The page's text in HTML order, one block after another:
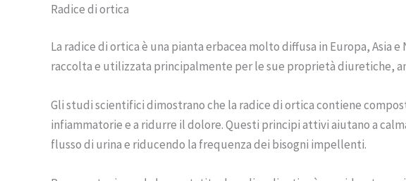
Radice di ortica
La radice di ortica è una pianta erbacea molto diffusa in Europa,
raccolta e utilizzata principalmente per le sue proprietà diuretiche,
Gli studi scientifici dimostrano che la radice di ortica contiene
infiammatorie e a ridurre il dolore. Questi principi attivi aiutano a
flusso di urina e riducendo la frequenza dei bisogni impellenti.